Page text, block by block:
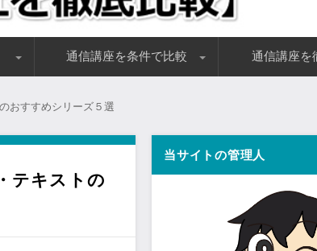
通信講座を条件で比較 通信講座を
おすすめシリーズ５選
テキストの
当サイトの管理人